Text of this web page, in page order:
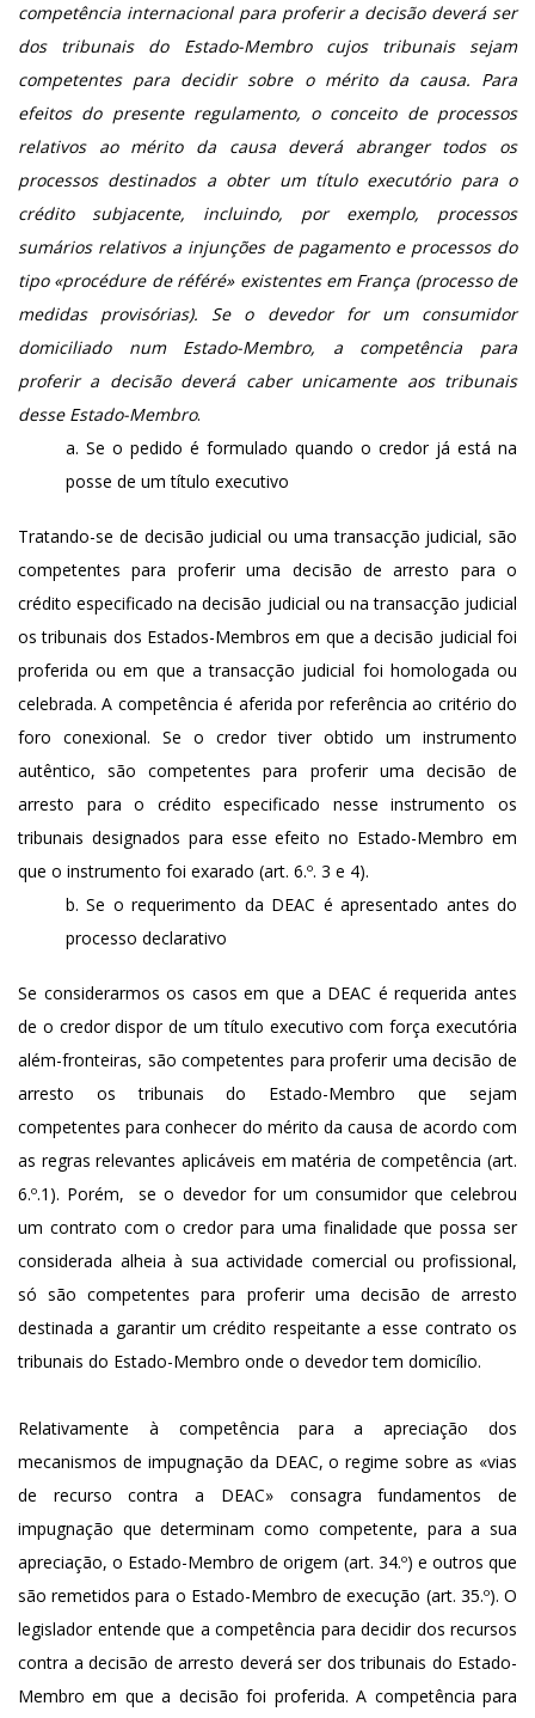
competência internacional para proferir a decisão deverá ser
dos tribunais do Estado-Membro cujos tribunais sejam
competentes para decidir sobre o mérito da causa. Para
efeitos do presente regulamento, o conceito de processos
relativos ao mérito da causa deverá abranger todos os
processos destinados a obter um título executório para o
crédito subjacente, incluindo, por exemplo, processos
sumários relativos a injunções de pagamento e processos do
tipo «procédure de référé» existentes em França (processo de
medidas provisórias). Se o devedor for um consumidor
domiciliado num Estado-Membro, a competência para
proferir a decisão deverá caber unicamente aos tribunais
desse Estado-Membro.
Se o pedido é formulado quando o credor já está na
posse de um título executivo
Tratando-se de decisão judicial ou uma transacção judicial, são
competentes para proferir uma decisão de arresto para o
crédito especificado na decisão judicial ou na transacção judicial
os tribunais dos Estados-Membros em que a decisão judicial foi
proferida ou em que a transacção judicial foi homologada ou
celebrada. A competência é aferida por referência ao critério do
foro conexional. Se o credor tiver obtido um instrumento
autêntico, são competentes para proferir uma decisão de
arresto para o crédito especificado nesse instrumento os
tribunais designados para esse efeito no Estado-Membro em
que o instrumento foi exarado (art. 6.º. 3 e 4).
Se o requerimento da DEAC é apresentado antes do
processo declarativo
Se considerarmos os casos em que a DEAC é requerida antes
de o credor dispor de um título executivo com força executória
além-fronteiras, são competentes para proferir uma decisão de
arresto os tribunais do Estado-Membro que sejam
competentes para conhecer do mérito da causa de acordo com
as regras relevantes aplicáveis em matéria de competência (art.
6.º.1). Porém, se o devedor for um consumidor que celebrou
um contrato com o credor para uma finalidade que possa ser
considerada alheia à sua actividade comercial ou profissional,
só são competentes para proferir uma decisão de arresto
destinada a garantir um crédito respeitante a esse contrato os
tribunais do Estado-Membro onde o devedor tem domicílio.
Relativamente à competência para a apreciação dos
mecanismos de impugnação da DEAC, o regime sobre as «vias
de recurso contra a DEAC» consagra fundamentos de
impugnação que determinam como competente, para a sua
apreciação, o Estado-Membro de origem (art. 34.º) e outros que
são remetidos para o Estado-Membro de execução (art. 35.º). O
legislador entende que a competência para decidir dos recursos
contra a decisão de arresto deverá ser dos tribunais do Estado-
Membro em que a decisão foi proferida. A competência para